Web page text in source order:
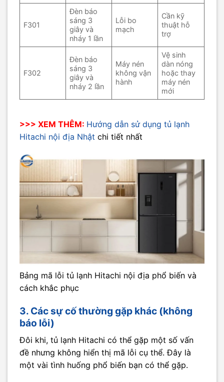
F301
Đèn báo
sáng 3
giây và
nháy 1 lần
Lỗi bo
mạch
Cần kỹ
thuật hỗ
trợ
F302
Đèn báo
sáng 3
giây và
nháy 2 lần
Máy nén
không vận
hành
Vệ sinh
dàn nóng
hoặc thay
máy nén
mới
>>> XEM THÊM: Hướng dẫn sử dụng tủ lạnh
Hitachi nội địa Nhật chi tiết nhất
Bảng mã lỗi tủ lạnh Hitachi nội địa phổ biến và
cách khắc phục
3. Các sự cố thường gặp khác (không
báo lỗi)
Đôi khi, tủ lạnh Hitachi có thể gặp một số vấn
đề nhưng không hiển thị mã lỗi cụ thể. Đây là
một vài tình huống phổ biến bạn có thể gặp.